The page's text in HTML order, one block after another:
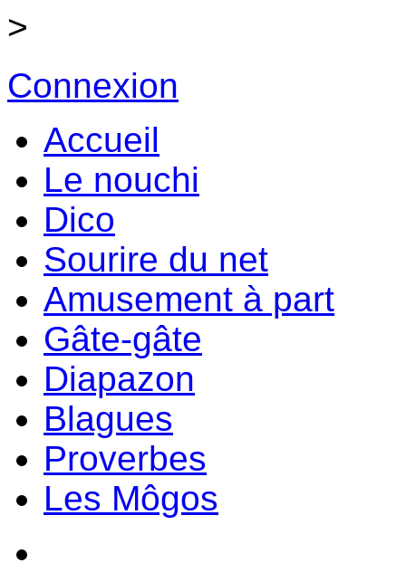
>
Connexion
Accueil
Le nouchi
Dico
Sourire du net
Amusement à part
Gâte-gâte
Diapazon
Blagues
Proverbes
Les Môgos